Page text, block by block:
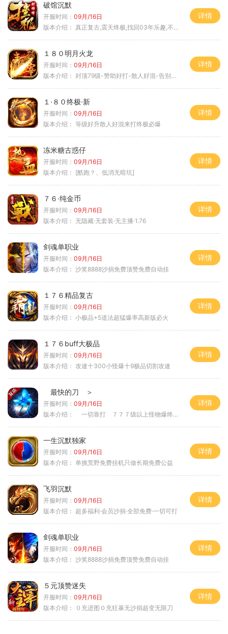
破馆沉默
开服时间： 09月/16日
版本介绍： 真正复古,震天终极,找回03年乐趣,不搞花里胡
详情
１８０明月火龙
开服时间： 09月/16日
版本介绍： 封顶79级-赞助好打-散人好混-告别坑服
详情
１·８０终极·新
开服时间： 09月/16日
版本介绍： 等级好升散人好混来打终极必爆
详情
冻米糖古惑仔
开服时间： 09月/16日
版本介绍： [酷跑？、低消无暗坑]
详情
７６·纯金币
开服时间： 09月/16日
版本介绍： 无隐藏·无套装·无主播·1.76
详情
剑魂单职业
开服时间： 09月/16日
版本介绍： 沙奖8888沙捐免费顶赞免费自动挂
详情
１７６精品复古
开服时间： 09月/16日
版本介绍： 小极品+5道法超猛爆率高新版必火
详情
１７６buff大极品
开服时间： 09月/16日
版本介绍： 攻速十300小怪爆十9极品切割攻速
详情
最快的刀 ＞
开服时间： 09月/16日
版本介绍：
一切靠打 ７７７级以上怪物爆终极 ＞
详情
一生沉默独家
开服时间： 09月/16日
版本介绍： 单挑荒野免费挂机只做长期免费公益
详情
飞羽沉默
开服时间： 09月/16日
版本介绍： 超多福利·会员沙捐·全部免费·一切可打
详情
剑魂单职业
开服时间： 09月/16日
版本介绍： 沙奖8888沙捐免费顶赞免费自动挂
详情
５元顶赞迷失
开服时间： 09月/16日
版本介绍：
０充进图０充狂暴无沙捐超变无限刀
详情